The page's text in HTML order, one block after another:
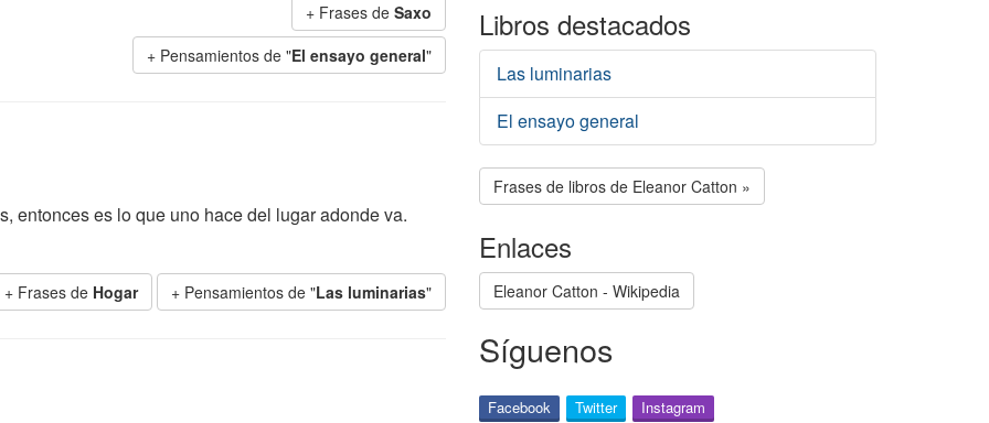
+ Frases de Saxo
+ Pensamientos de "El ensayo general"
entonces es lo que uno hace del lugar adonde va.
+ Frases de Hogar + Pensamientos de "Las luminarias"
Libros destacados
Las luminarias
El ensayo general
Frases de libros de Eleanor Catton »
Enlaces
Eleanor Catton - Wikipedia
Síguenos
Facebook Twitter Instagram